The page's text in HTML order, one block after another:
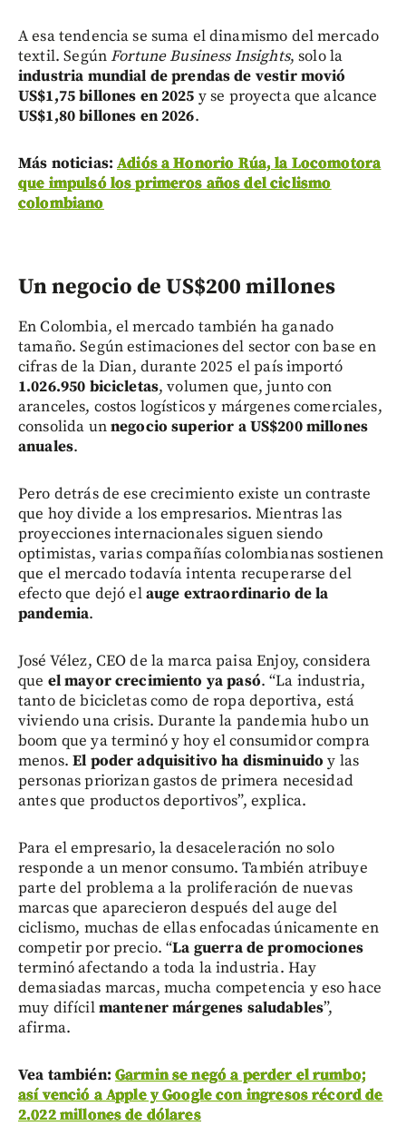
A esa tendencia se suma el dinamismo del mercado
textil. SegúnFortune Business Insights, solo la
industria mundial de prendas de vestir movió
US$1,75 billones en 2025 y se proyecta que alcance
US$1,80 billones en 2026.
Más noticias:Adiós a Honorio Rúa, la Locomotora
que impulsó los primeros años del ciclismo
colombiano
Un negocio de US$200 millones
En Colombia, el mercado también ha ganado
tamaño. Según estimaciones del sector con base en
cifras de la Dian, durante 2025 el país importó
1.026.950 bicicletas, volumen que, junto con
aranceles, costos logísticos y márgenes comerciales,
consolida unnegocio superior a US$200 millones
anuales.
Pero detrás de ese crecimiento existe un contraste
que hoy divide a los empresarios. Mientras las
proyecciones internacionales siguen siendo
optimistas, varias compañías colombianas sostienen
que el mercado todavía intenta recuperarse del
efecto que dejó elauge extraordinario de la
pandemia.
José Vélez, CEO de la marca paisa Enjoy, considera
que el mayor crecimiento ya pasó. “La industria,
tanto de bicicletas como de ropa deportiva, está
viviendo una crisis. Durante la pandemia hubo un
boom que ya terminó y hoy el consumidor compra
menos.El poder adquisitivo ha disminuido y las
personas priorizan gastos de primera necesidad
antes que productos deportivos”, explica.
Para el empresario, la desaceleración no solo
responde a un menor consumo. También atribuye
parte del problema a la proliferación de nuevas
marcas que aparecieron después del auge del
ciclismo, muchas de ellas enfocadas únicamente en
competir por precio. “La guerra de promociones
terminó afectando a toda la industria. Hay
demasiadas marcas, mucha competencia y eso hace
muy difícilmantener márgenes saludables”,
afirma.
Vea también: Garmin se negó a perder el rumbo;
así venció a Apple y Google con ingresos récord de
2.022 millones de dólares